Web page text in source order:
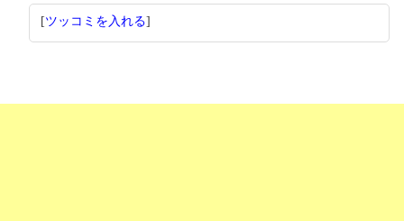
[ツッコミを入れる]